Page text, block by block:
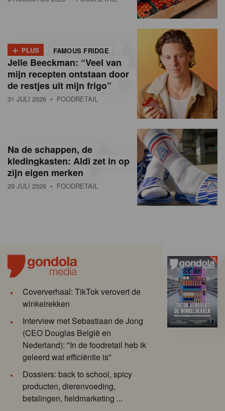
+ PLUS FAMOUS FRIDGE
Jelle Beeckman: “Veel van
mijn recepten ontstaan door
de restjes uit mijn frigo”
31 JULI 2026 • FOODRETAIL
Na de schappen, de
kledingkasten: Aldi zet in op
zijn eigen merken
29 JULI 2026 • FOODRETAIL
Coververhaal: TikTok verovert de
winkelrekken
Interview met Sebastiaan de Jong
(CEO Douglas België en
Nederland): "In de foodretail heb ik
geleerd wat efficiëntie is"
Dossiers: back to school, spicy
producten, dierenvoeding,
betalingen, fieldmarketing ...